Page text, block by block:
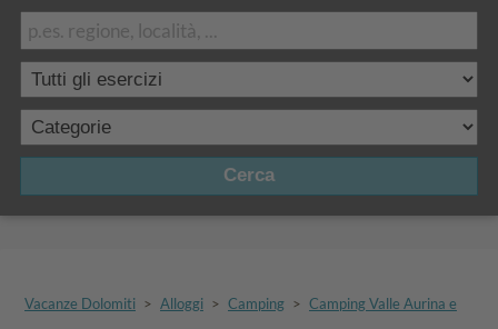
Cerca
Vacanze Dolomiti > Alloggi > Camping > Camping Valle Aurina e